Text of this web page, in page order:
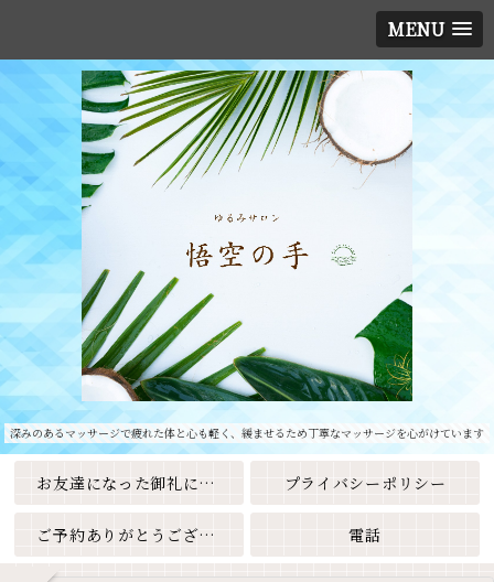
MENU
深みのあるマッサージで疲れた体と心も軽く、緩ませるため丁寧なマッサージを心がけています
お友達になった御礼に素敵なクーポンをプレゼント🎁 プライバシーポリシー
ご予約ありがとうございます 電話